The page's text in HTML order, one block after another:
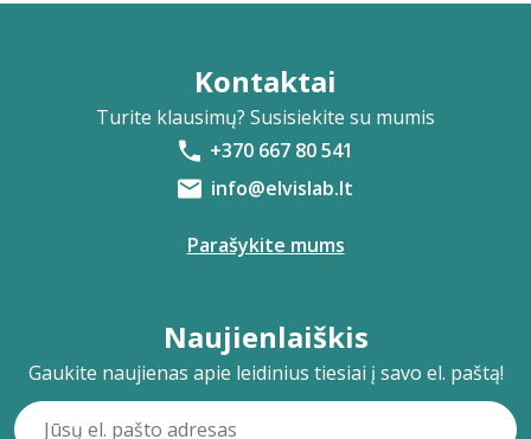
Kontaktai
Turite klausimų? Susisiekite su mumis
+370 667 80 541
info@elvislab.lt
Parašykite mums
Naujienlaiškis
Gaukite naujienas apie leidinius tiesiai į savo el. paštą!